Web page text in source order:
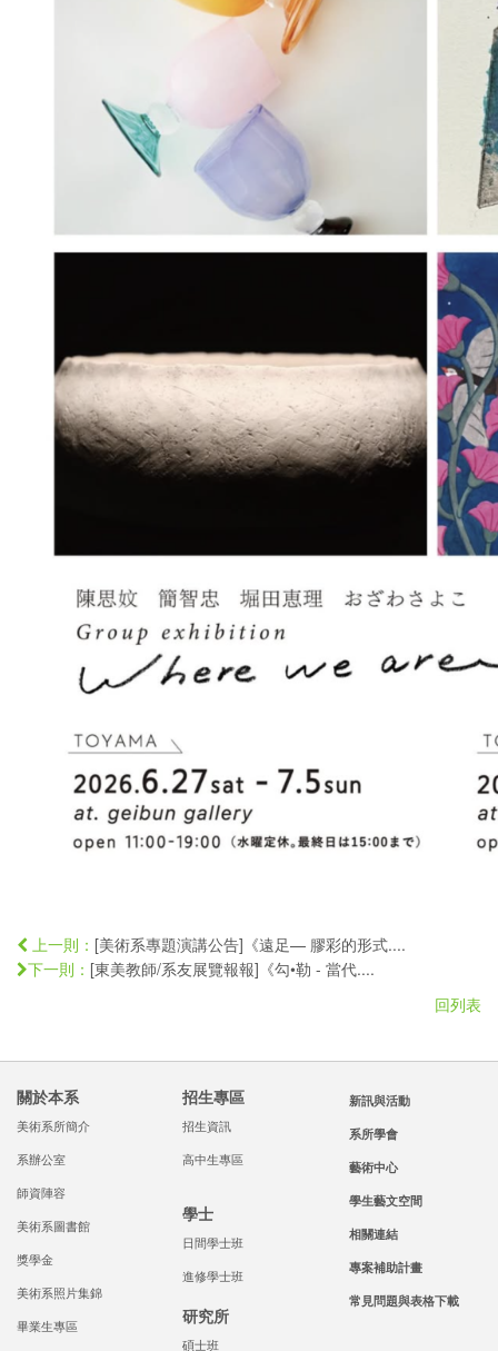
上一則： [美術系專題演講公告]《遠足— 膠彩的形式....
下一則： [東美教師/系友展覽報報]《勾•勒 - 當代....
回列表
關於本系
美術系所簡介
系辦公室
師資陣容
美術系圖書館
獎學金
美術系照片集錦
畢業生專區
招生專區
招生資訊
高中生專區
學士
日間學士班
進修學士班
研究所
碩士班
新訊與活動
系所學會
藝術中心
學生藝文空間
相關連結
專案補助計畫
常見問題與表格下載